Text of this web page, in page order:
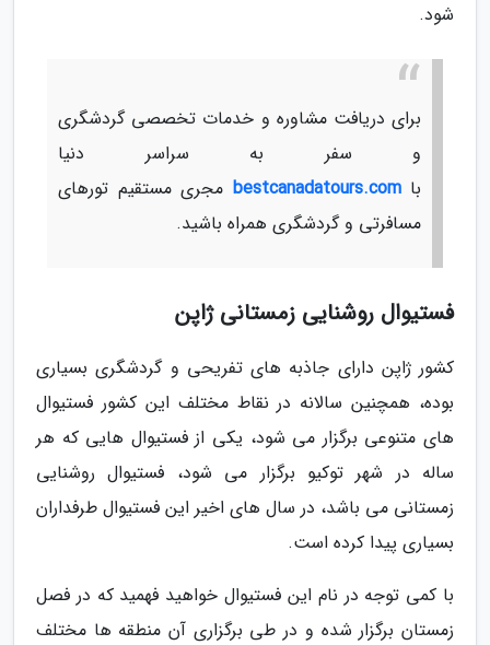
شود.
برای دریافت مشاوره و خدمات تخصصی گردشگری
و سفر به سراسر دنیا
باbestcanadatours.com مجری مستقیم تورهای
مسافرتی و گردشگری همراه باشید.
فستیوال روشنایی زمستانی ژاپن
کشور ژاپن دارای جاذبه های تفریحی و گردشگری بسیاری
بوده، همچنین سالانه در نقاط مختلف این کشور فستیوال
های متنوعی برگزار می شود، یکی از فستیوال هایی که هر
ساله در شهر توکیو برگزار می شود، فستیوال روشنایی
زمستانی می باشد، در سال های اخیر این فستیوال طرفداران
بسیاری پیدا کرده است.
با کمی توجه در نام این فستیوال خواهید فهمید که در فصل
زمستان برگزار شده و در طی برگزاری آن منطقه ها مختلف